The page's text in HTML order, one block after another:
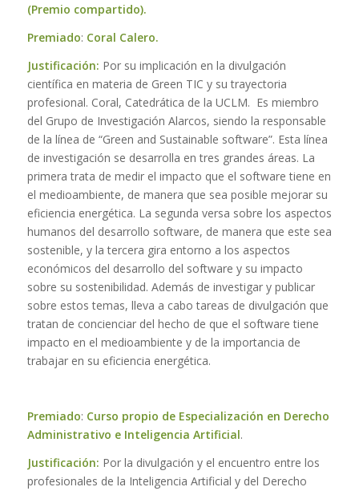
(Premio compartido).
Premiado: Coral Calero.
Justificación: Por su implicación en la divulgación
científica en materia de Green TIC y su trayectoria
profesional. Coral, Catedrática de la UCLM. Es miembro
del Grupo de Investigación Alarcos, siendo la responsable
de la línea de “Green and Sustainable software”. Esta línea
de investigación se desarrolla en tres grandes áreas. La
primera trata de medir el impacto que el software tiene en
el medioambiente, de manera que sea posible mejorar su
eficiencia energética. La segunda versa sobre los aspectos
humanos del desarrollo software, de manera que este sea
sostenible, y la tercera gira entorno a los aspectos
económicos del desarrollo del software y su impacto
sobre su sostenibilidad. Además de investigar y publicar
sobre estos temas, lleva a cabo tareas de divulgación que
tratan de concienciar del hecho de que el software tiene
impacto en el medioambiente y de la importancia de
trabajar en su eficiencia energética.
Premiado: Curso propio de Especialización en Derecho
Administrativo e Inteligencia Artificial.
Justificación: Por la divulgación y el encuentro entre los
profesionales de la Inteligencia Artificial y del Derecho